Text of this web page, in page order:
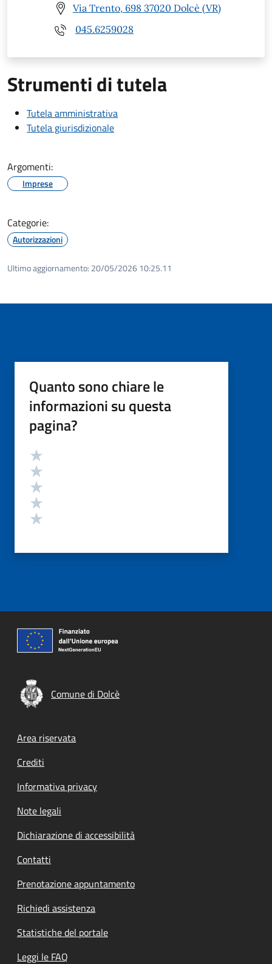
Via Trento, 698 37020 Dolcè (VR)
045.6259028
Strumenti di tutela
Tutela amministrativa
Tutela giurisdizionale
Argomenti:
Imprese
Categorie:
Autorizzazioni
Ultimo aggiornamento: 20/05/2026 10:25.11
Quanto sono chiare le
informazioni su questa
pagina?
Valutazione
Comune di Dolcè
Footer menu
Area riservata
Crediti
Informativa privacy
Note legali
Dichiarazione di accessibilità
Contatti
Prenotazione appuntamento
Richiedi assistenza
Statistiche del portale
Leggi le FAQ